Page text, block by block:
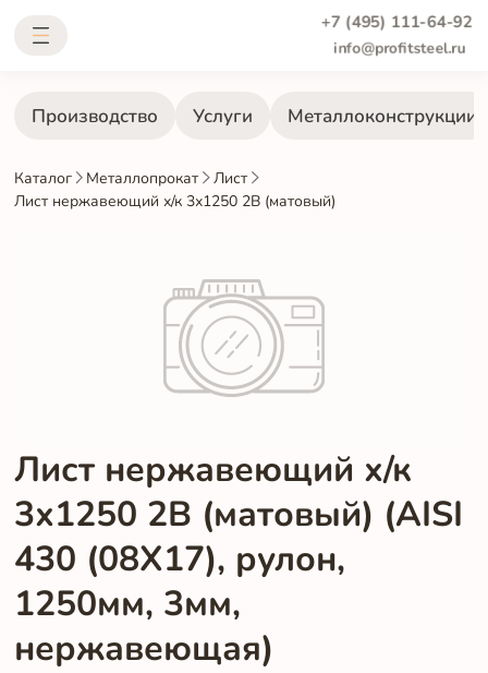
+7 (495) 111-64-92
info@profitsteel.ru
Производство Услуги Металлоконструкции
Каталог Металлопрокат
Лист
Лист нержавеющий х/к 3х1250 2B (матовый)
Лист нержавеющий х/к
3х1250 2B (матовый) (AISI
430 (08Х17), рулон,
1250мм, 3мм,
нержавеющая)